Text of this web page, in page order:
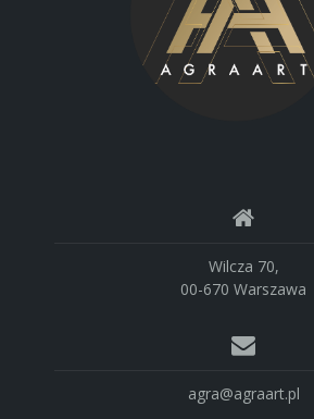
Wilcza 70,
00-670 Warszawa
agra@agraart.pl